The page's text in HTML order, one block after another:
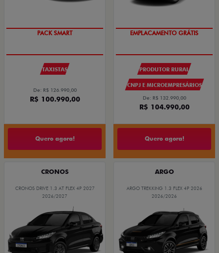
PACK SMART
TAXISTAS
De: R$ 126.990,00
R$ 100.990,00
Quero agora!
EMPLACAMENTO GRÁTIS
PRODUTOR RURAL
CNPJ E MICROEMPRESÁRIOS
De: R$ 132.990,00
R$ 104.990,00
Quero agora!
CRONOS
CRONOS DRIVE 1.3 AT FLEX 4P 2027
2026/2027
ARGO
ARGO TREKKING 1.3 FLEX 4P 2026
2026/2026